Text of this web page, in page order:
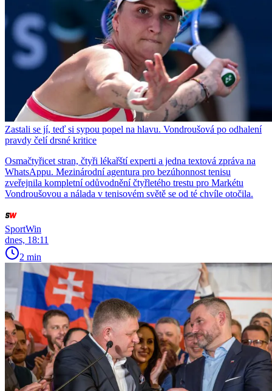
Zastali se jí, teď si sypou popel na hlavu. Vondroušová po odhalení
pravdy čelí drsné kritice
Osmačtyřicet stran, čtyři lékařští experti a jedna textová zpráva na
WhatsAppu. Mezinárodní agentura pro bezúhonnost tenisu
zveřejnila kompletní odůvodnění čtyřletého trestu pro Markétu
Vondroušovou a nálada v tenisovém světě se od té chvíle otočila.
SportWin
dnes, 18:11
2 min